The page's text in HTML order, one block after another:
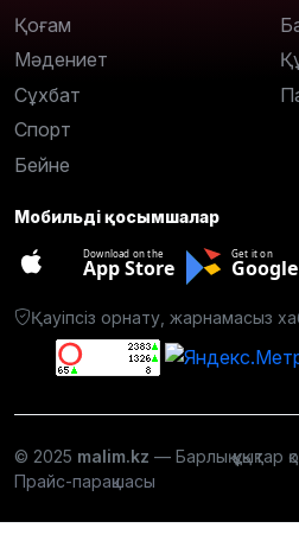
Қоғам
Мәдениет
Сұхбат
Спорт
Бейне
Мобильді қосымшалар
Download on the
App Store
Get it on
Қауіпсіз орнату, жарнамасыз
© 2025 malim.kz — Барлық құқықтар
Прайс-парақшасы